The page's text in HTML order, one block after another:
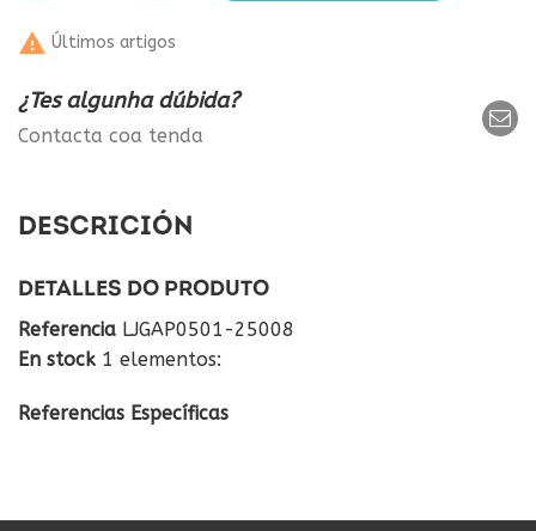
 Últimos artigos
¿Tes algunha dúbida?
Contacta coa tenda
DESCRICIÓN
DETALLES DO PRODUTO
Referencia LJGAP0501-25008
En stock 1 elementos:
Referencias Específicas